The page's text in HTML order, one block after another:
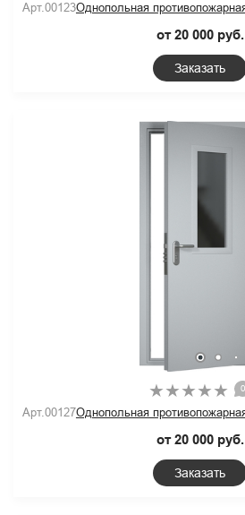
Арт.00123Однопольная
от 20 000 руб.
Заказать
0
Арт.00127Однопольная
от 20 000 руб.
Заказать